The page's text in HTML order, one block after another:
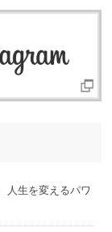
人生を変えるパワ